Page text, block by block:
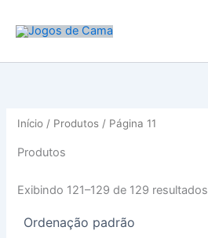
para
conteúdo
Início / Produtos / Página 11
Produtos
Exibindo 121–129 de 129 resultados